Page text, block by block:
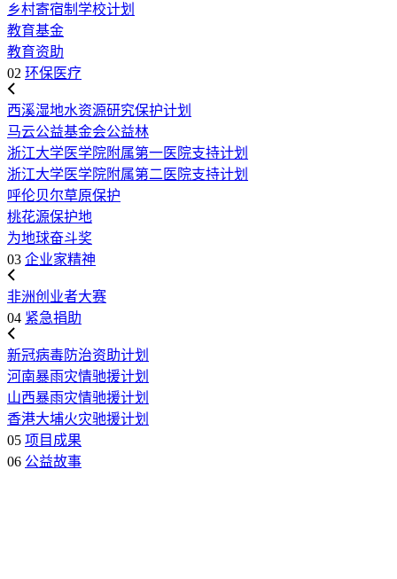
乡村寄宿制学校计划
教育基金
教育资助
02 环保医疗
西溪湿地水资源研究保护计划
马云公益基金会公益林
浙江大学医学院附属第一医院支持计划
浙江大学医学院附属第二医院支持计划
呼伦贝尔草原保护
桃花源保护地
为地球奋斗奖
03 企业家精神
非洲创业者大赛
04 紧急捐助
新冠病毒防治资助计划
河南暴雨灾情驰援计划
山西暴雨灾情驰援计划
香港大埔火灾驰援计划
05 项目成果
06 公益故事